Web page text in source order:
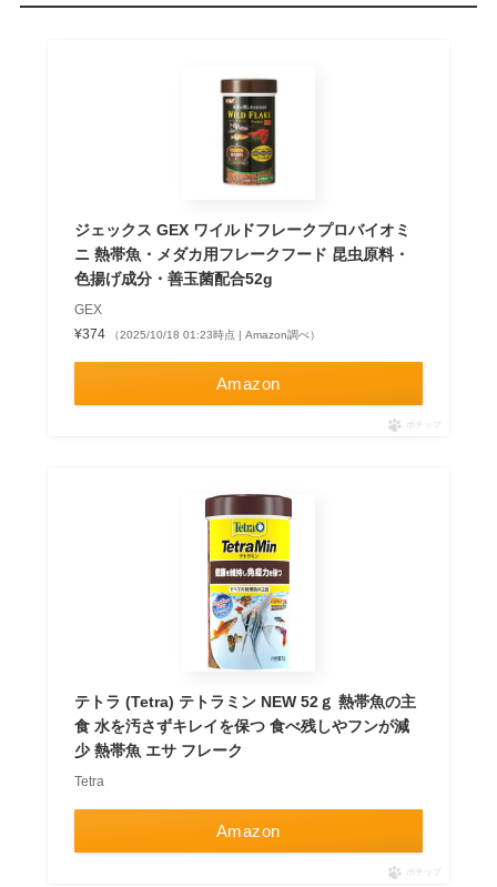
ジェックス GEX ワイルドフレークプロバイオミ
ニ 熱帯魚・メダカ用フレークフード 昆虫原料・
色揚げ成分・善玉菌配合52g
GEX
¥374
（2025/10/18 01:23時点 | Amazon調べ）
Amazon
ポチップ
テトラ (Tetra) テトラミン NEW 52ｇ 熱帯魚の主
食 水を汚さずキレイを保つ 食べ残しやフンが減
少 熱帯魚 エサ フレーク
Tetra
Amazon
ポチップ